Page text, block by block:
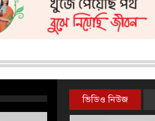
ভিডিও নিউজ